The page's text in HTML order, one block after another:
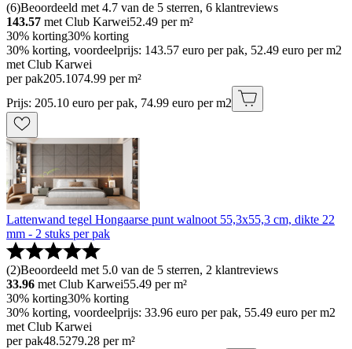
(6)Beoordeeld met 4.7 van de 5 sterren, 6 klantreviews
143.57 met Club Karwei52.49 per m²
30% korting30% korting
30% korting, voordeelprijs: 143.57 euro per pak, 52.49 euro per m2
met Club Karwei
per pak205.1074.99 per m²
Prijs: 205.10 euro per pak, 74.99 euro per m2
Lattenwand tegel Hongaarse punt walnoot 55,3x55,3 cm, dikte 22
mm - 2 stuks per pak
(2)Beoordeeld met 5.0 van de 5 sterren, 2 klantreviews
33.96 met Club Karwei55.49 per m²
30% korting30% korting
30% korting, voordeelprijs: 33.96 euro per pak, 55.49 euro per m2
met Club Karwei
per pak48.5279.28 per m²